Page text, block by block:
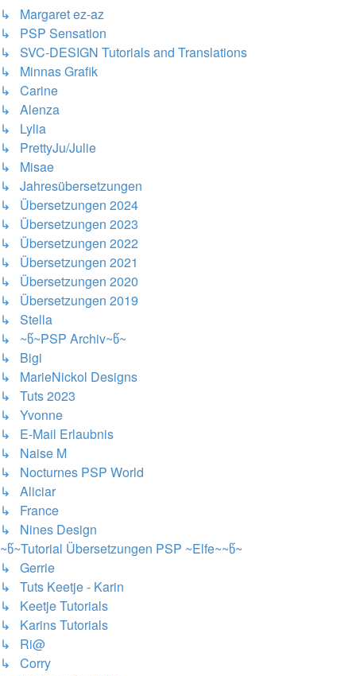
↳ Margaret ez-az
↳ PSP Sensation
↳ SVC-DESIGN Tutorials and Translations
↳ Minnas Grafik
↳ Carine
↳ Alenza
↳ Lylia
↳ PrettyJu/Julie
↳ Misae
↳ Jahresübersetzungen
↳ Übersetzungen 2024
↳ Übersetzungen 2023
↳ Übersetzungen 2022
↳ Übersetzungen 2021
↳ Übersetzungen 2020
↳ Übersetzungen 2019
↳ Stella
↳ ~წ~PSP Archiv~წ~
↳ Bigi
↳ MarieNickol Designs
↳ Tuts 2023
↳ Yvonne
↳ E-Mail Erlaubnis
↳ Naise M
↳ Nocturnes PSP World
↳ Aliciar
↳ France
↳ Nines Design
~წ~Tutorial Übersetzungen PSP ~Elfe~~წ~
↳ Gerrie
↳ Tuts Keetje - Karin
↳ Keetje Tutorials
↳ Karins Tutorials
↳ Ri@
↳ Corry